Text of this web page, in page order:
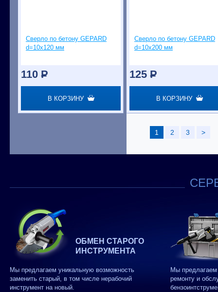
Сверло по бетону GEPARD
d=10х120 мм
110 P
В КОРЗИНУ
Сверло по бетону GEPARD
d=10х200 мм
125 P
В КОРЗИНУ
1 2 3 >
ОБМЕН СТАРОГО
ИНСТРУМЕНТА
Мы предлагаем уникальную возможность
заменить старый, в том числе нерабочий
инструмент на новый.
Мы
ремонту и